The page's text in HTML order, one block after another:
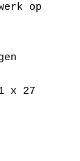
op
x 27